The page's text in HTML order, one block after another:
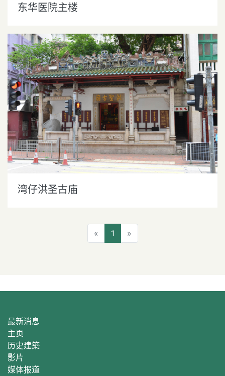
东华医院主楼
湾仔洪圣古庙
« 上一页
1 »下一页
最新消息
主页
历史建築
影片
媒体报道